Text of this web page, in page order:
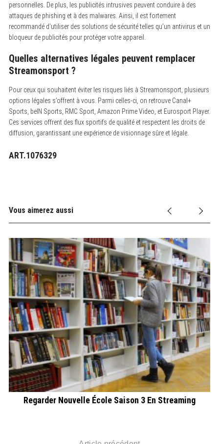
personnelles. De plus, les publicités intrusives peuvent conduire à des
attaques de phishing et à des malwares. Ainsi, il est fortement
recommandé d’utiliser des solutions de sécurité telles qu’un antivirus et un
bloqueur de publicités pour protéger votre appareil.
Quelles alternatives légales peuvent remplacer
Streamonsport ?
Pour ceux qui souhaitent éviter les risques liés à Streamonsport, plusieurs
options légales s’offrent à vous. Parmi celles-ci, on retrouve Canal+
Sports, beIN Sports, RMC Sport, Amazon Prime Video, et Eurosport Player.
Ces services offrent des flux sportifs de qualité et respectent les droits de
diffusion, garantissant une expérience de visionnage sûre et légale.
ART.1076329
Vous aimerez aussi
Regarder Nouvelle École Saison 3 En Streaming